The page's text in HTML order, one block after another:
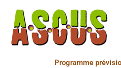
contenu
Programme